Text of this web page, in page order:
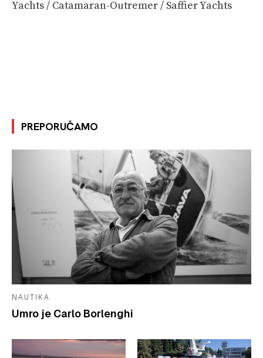
Yachts / Catamaran-Outremer / Saffier Yachts
PREPORUČAMO
NAUTIKA
Umro je Carlo Borlenghi